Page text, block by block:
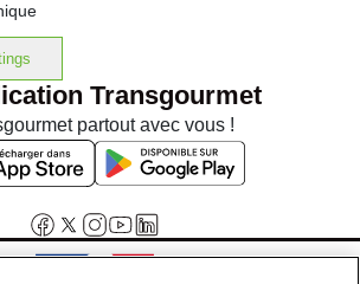
Transgourmet
partout avec vous !